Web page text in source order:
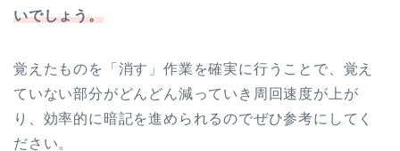
いでしょう。
覚えたものを「消す」作業を確実に行うことで、覚え
ていない部分がどんどん減っていき周回速度が上が
り、効率的に暗記を進められるのでぜひ参考にしてく
ださい。